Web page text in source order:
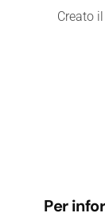
Creato il
Per